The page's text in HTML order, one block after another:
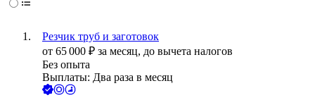
Резчик труб и заготовок
от 65 000 ₽ за месяц, до вычета налогов
Без опыта
Выплаты: Два раза в месяц